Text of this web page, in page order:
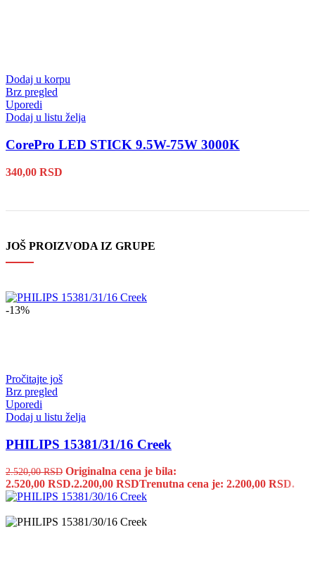
Dodaj u korpu
Brz pregled
Uporedi
Dodaj u listu želja
CorePro LED STICK 9.5W-75W 3000K
340,00 RSD
JOŠ PROIZVODA IZ GRUPE
-13%
Pročitajte još
Brz pregled
Uporedi
Dodaj u listu želja
PHILIPS 15381/31/16 Creek
2.520,00RSD Originalna cena je bila:
2.520,00 RSD.2.200,00 RSDTrenutna cena je: 2.200,00 RSD.